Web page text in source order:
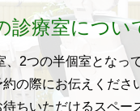
診療室につい
2つの半個室となっ
の際にお伝えくださ
ちいただけるスペー